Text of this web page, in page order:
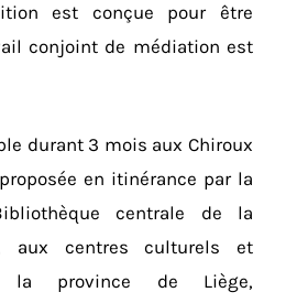
est conçue pour être
conjoint de médiation est
durant 3 mois aux Chiroux
en itinérance par la
centrale de la
aux centres culturels et
la province de Liège,